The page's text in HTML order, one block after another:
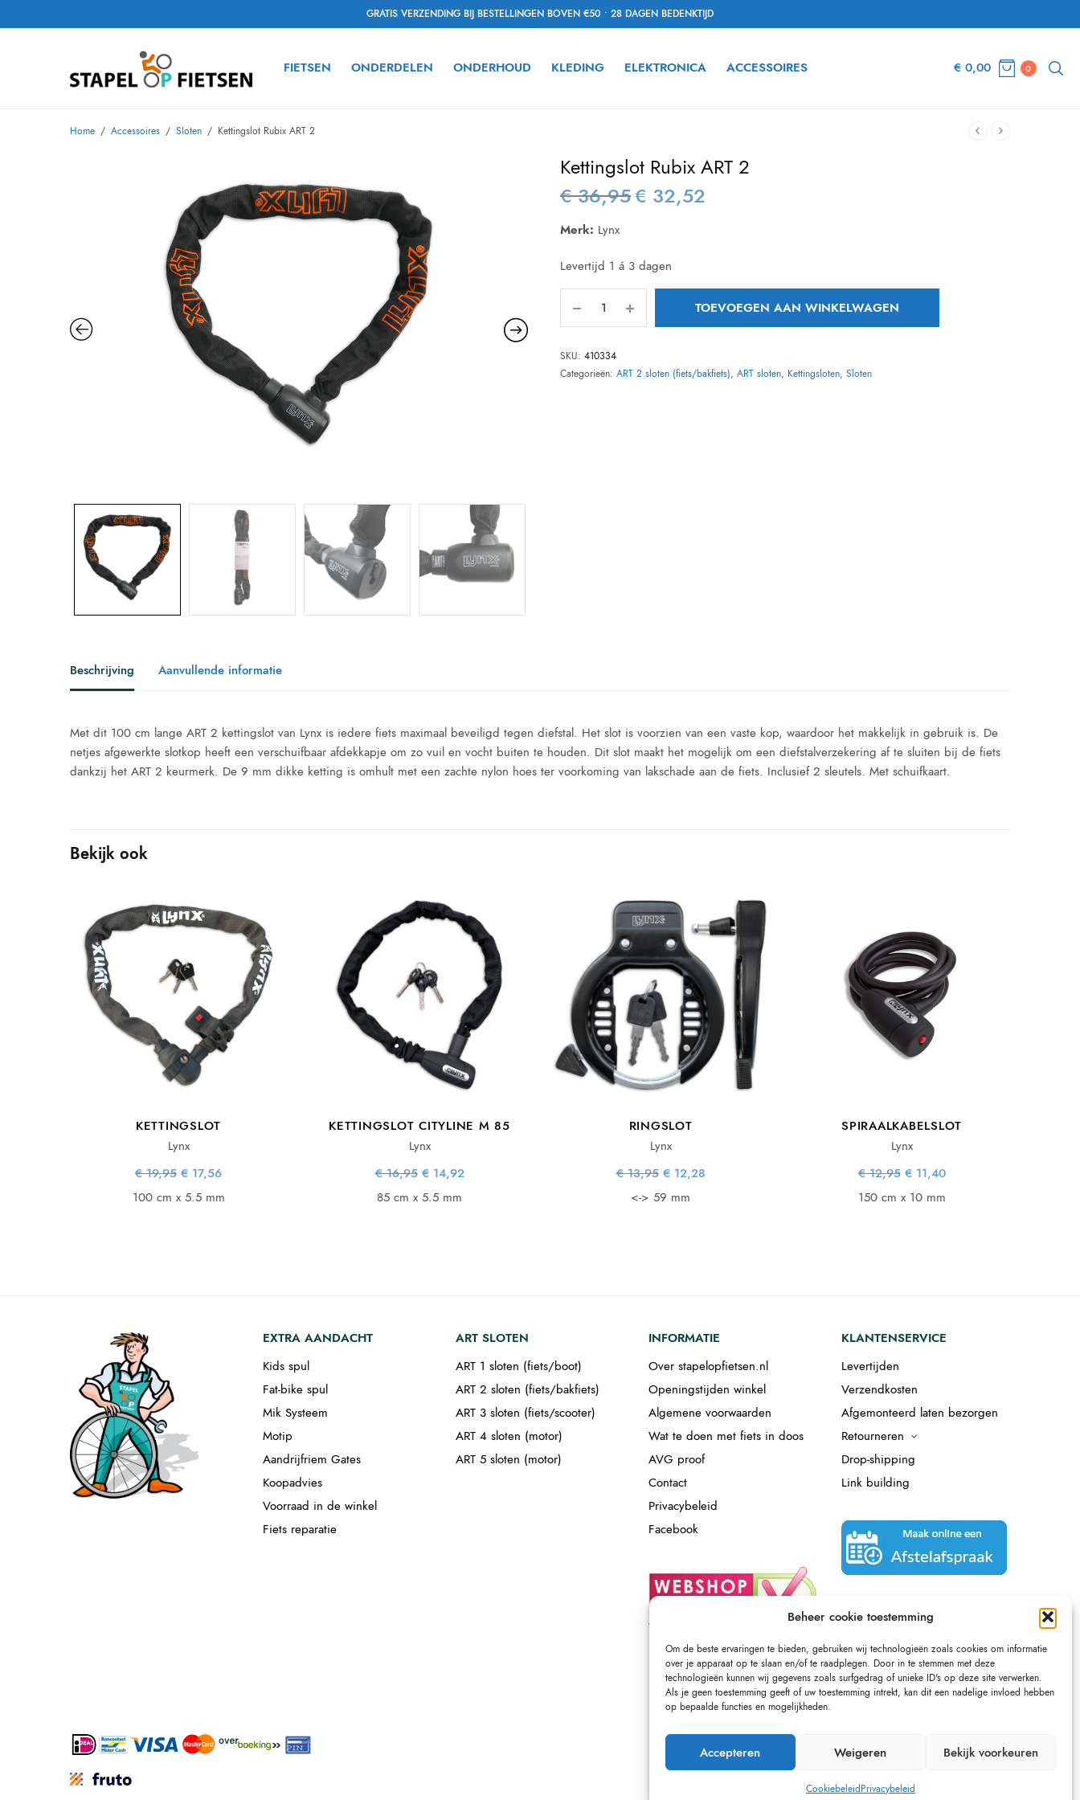
Beheer cookie toestemming
Om de beste ervaringen te bieden, gebruiken wij technologieën zoals cookies om informatie
over je apparaat op te slaan en/of te raadplegen. Door in te stemmen met deze
technologieën kunnen wij gegevens zoals surfgedrag of unieke ID's op deze site verwerken.
Als je geen toestemming geeft of uw toestemming intrekt, kan dit een nadelige invloed hebben
op bepaalde functies en mogelijkheden.
Accepteren Weigeren Bekijk voorkeuren
CookiebeleidPrivacybeleid
GRATIS VERZENDING BIJ BESTELLINGEN BOVEN €50 • 28 DAGEN BEDENKTIJD
FIETSEN ONDERDELEN ONDERHOUD KLEDING ELEKTRONICA ACCESSOIRES € 0,00 0
Home / Accessoires / Sloten / Kettingslot Rubix ART 2
Kettingslot Rubix ART 2
€36,95 Oorspronkelijke
€ 32,52
Merk: Lynx
Levertijd 1 á 3 dagen
TOEVOEGEN AAN WINKELWAGEN
SKU: 410334
Categorieën: ART 2 sloten (fiets/bakfiets), ART sloten, Kettingsloten, Sloten
Beschrijving Aanvullende informatie
Met dit 100 cm lange ART 2 kettingslot van Lynx is iedere fiets maximaal beveiligd tegen diefstal. Het slot is voorzien van een vaste kop, waardoor het makkelijk in gebruik is. De
netjes afgewerkte slotkop heeft een verschuifbaar afdekkapje om zo vuil en vocht buiten te houden. Dit slot maakt het mogelijk om een diefstalverzekering af te sluiten bij de fiets
dankzij het ART 2 keurmerk. De 9 mm dikke ketting is omhult met een zachte nylon hoes ter voorkoming van lakschade aan de fiets. Inclusief 2 sleutels. Met schuifkaart.
Bekijk ook
KETTINGSLOT
Lynx
€19,95 Oorspronkelijke
prijs was:
€ 19,95.
€ 17,56
€ 17,56.
100 cm x 5.5 mm
KETTINGSLOT CITYLINE M 85
Lynx
€16,95 Oorspronkelijke
prijs was:
€ 16,95.
€ 14,92
85 cm x 5.5 mm
RINGSLOT
Lynx
€13,95 Oorspronkelijke
prijs was:
€ 13,95.
€ 12,28
<-> 59 mm
SPIRAALKABELSLOT
Lynx
€12,95 Oorspronkelijke
prijs was:
€ 12,95.
€ 11,40
€ 11,40.
150 cm x 10 mm
EXTRA AANDACHT
Kids spul
Fat-bike spul
Mik Systeem
Motip
Aandrijfriem Gates
Koopadvies
Voorraad in de winkel
Fiets reparatie
ART SLOTEN
ART 1 sloten (fiets/boot)
ART 2 sloten (fiets/bakfiets)
ART 3 sloten (fiets/scooter)
ART 4 sloten (motor)
ART 5 sloten (motor)
INFORMATIE
Over stapelopfietsen.nl
Openingstijden winkel
Algemene voorwaarden
Wat te doen met fiets in doos
AVG proof
Contact
Privacybeleid
Facebook
KLANTENSERVICE
Levertijden
Verzendkosten
Afgemonteerd laten bezorgen
Retourneren
Drop-shipping
Link building